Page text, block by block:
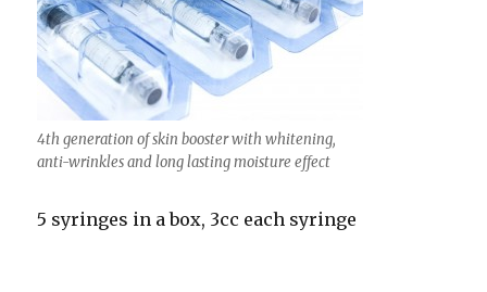
4th generation of skin booster with whitening,
anti-wrinkles and long lasting moisture effect
5 syringes in a box, 3cc each syringe